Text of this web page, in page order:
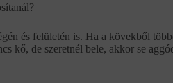
és felületén is. Ha a kövekből
kő, de szeretnél bele, akkor se